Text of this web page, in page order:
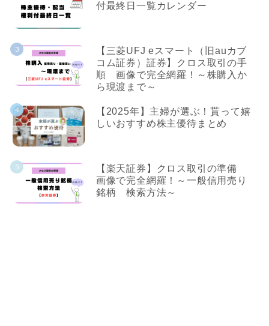
付最終日一覧カレンダー
【三菱UFJ eスマート（旧auカブ
コム証券）証券】クロス取引の手
順 画像で完全網羅！～株購入か
ら現渡まで～
【2025年】主婦が選ぶ！貰って嬉
しいおすすめ株主優待まとめ
【楽天証券】クロス取引の準備
画像で完全網羅！～一般信用売り
銘柄 検索方法～